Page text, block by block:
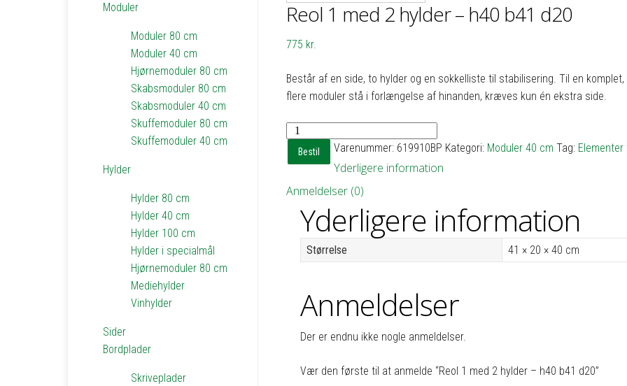
Reol 1 med 2 hylder – h40 b41 d20
775 kr.
Består af en side, to hylder og en sokkelliste til stabilisering. Til en
flere moduler stå i forlængelse af hinanden, kræves kun én ekstra side.
Reol
med
hylder
Bestil Varenummer: 619910BP Kategori: Moduler 40 cm Tag:
Yderligere information
Anmeldelser (0)
Yderligere information
Størrelse 41 × 20 × 40 cm
Anmeldelser
Der er endnu ikke nogle anmeldelser.
Vær den første til at anmelde “Reol 1 med 2 hylder – h40 b41 d20”
Moduler
Moduler 80 cm
Moduler 40 cm
Hjørnemoduler 80 cm
Skabsmoduler 80 cm
Skabsmoduler 40 cm
Skuffemoduler 80 cm
Skuffemoduler 40 cm
Hylder
Hylder 80 cm
Hylder 40 cm
Hylder 100 cm
Hylder i specialmål
Hjørnemoduler 80 cm
Mediehylder
Vinhylder
Sider
Bordplader
Skriveplader